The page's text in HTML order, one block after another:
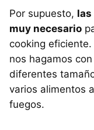
Por supuesto, las
muy necesario
cooking
nos hagamos
diferentes
varios alimentos
fuegos.